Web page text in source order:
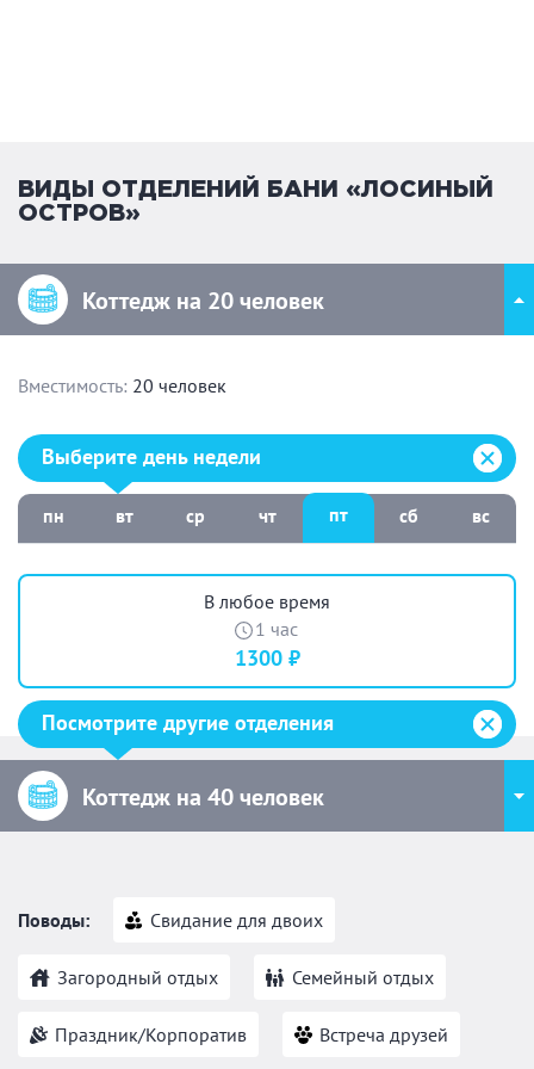
ВИДЫ ОТДЕЛЕНИЙ БАНИ «ЛОСИНЫЙ
ОСТРОВ»
Коттедж на 20 человек
Вместимость: 20 человек
Выберите день недели:
Выберите день недели
пн вт ср чт пт сб вс
В любое время
1 час
1300 ₽
Посмотрите другие отделения
Коттедж на 40 человек
Поводы: Свидание для двоих
Загородный отдых Семейный отдых
Праздник/Корпоратив Встреча друзей